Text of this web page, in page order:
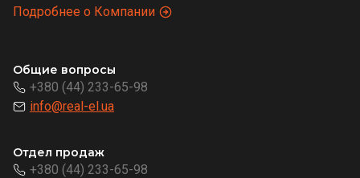
Подробнее о Компании
Общие вопросы
+380 (44) 233-65-98
info@real-el.ua
Отдел продаж
+380 (44) 233-65-98